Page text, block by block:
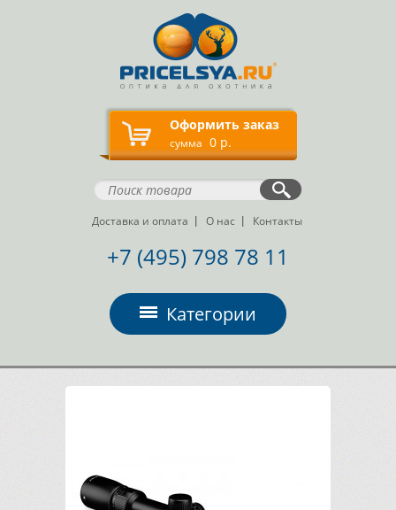
Оформить заказ
сумма 0 р.
Доставка и оплата О нас Контакты
+7 (495) 798 78 11
Категории